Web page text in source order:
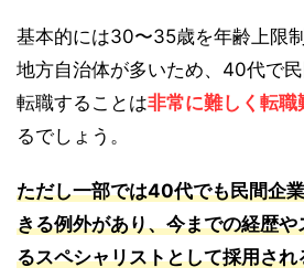
基本的には30〜35歳を年齢上限
地方自治体が多いため、40代で
転職することは非常に難しく転職
るでしょう。
ただし一部では40代でも民間企
きる例外があり、今までの経歴
るスペシャリストとして採用さ